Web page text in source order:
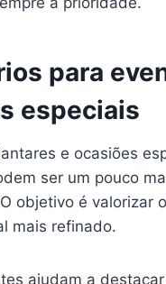
para
especiais
e ocasiões
ser um pouco
objetivo é valorizar
mais refinado.
ajudam a